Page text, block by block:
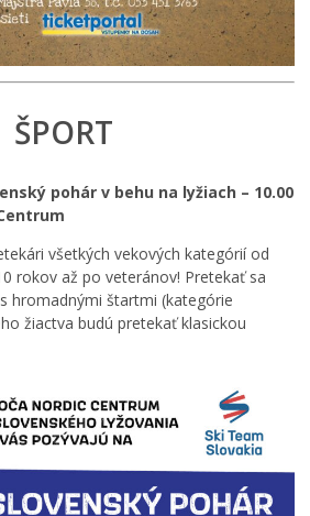
ŠPORT
pohár v behu na lyžiach – 10.00
všetkých vekových kategórií od
rokov až po veteránov! Pretekať sa
hromadnými štartmi (kategórie
žiactva budú pretekať klasickou